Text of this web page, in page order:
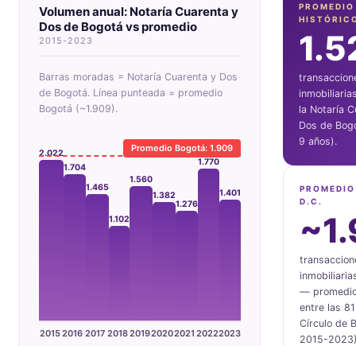
Volumen anual: Notaría Cuarenta y
Dos de Bogotá vs promedio
2015-2023
Barras moradas = Notaría Cuarenta y Dos
de Bogotá. Línea punteada = promedio
Bogotá (~1.909).
2.022
1.704
1.465
1.102
1.560
1.382
1.276
1.770
1.401
Promedio Bogotá: 1.909
20152016 2017 2018201920202021 20222023
la Notaría
Dos de
9 años).
D.C.
—
entre las
Círculo de
2015-